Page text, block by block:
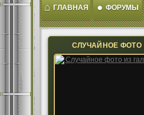
⌂ ГЛАВНАЯ ● ФОРУМЫ
СЛУЧАЙНОЕ ФОТО